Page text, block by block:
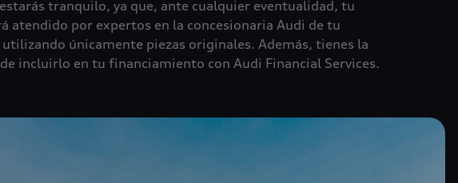
tranquilo, ya que, ante cualquier eventualidad, tu
atendido por expertos en la concesionaria Audi de tu
únicamente piezas originales. Además, tienes la
incluirlo en tu financiamiento con Audi Financial Services.